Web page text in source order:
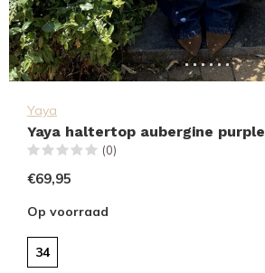
Yaya
Yaya haltertop aubergine purple
(0)
€69,95
Op voorraad
34